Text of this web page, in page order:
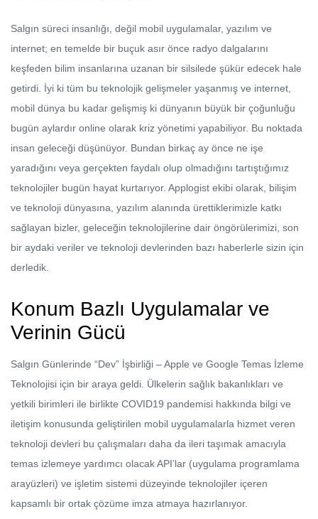
Salgın süreci insanlığı, değil mobil uygulamalar, yazılım ve
internet; en temelde bir buçuk asır önce radyo dalgalarını
keşfeden bilim insanlarına uzanan bir silsilede şükür edecek hale
getirdi. İyi ki tüm bu teknolojik gelişmeler yaşanmış ve internet,
mobil dünya bu kadar gelişmiş ki dünyanın büyük bir çoğunluğu
bugün aylardır online olarak kriz yönetimi yapabiliyor. Bu noktada
insan geleceği düşünüyor. Bundan birkaç ay önce ne işe
yaradığını veya gerçekten faydalı olup olmadığını tartıştığımız
teknolojiler bugün hayat kurtarıyor. Applogist ekibi olarak, bilişim
ve teknoloji dünyasına, yazılım alanında ürettiklerimizle katkı
sağlayan bizler, geleceğin teknolojilerine dair öngörülerimizi, son
bir aydaki veriler ve teknoloji devlerinden bazı haberlerle sizin için
derledik.
Konum Bazlı Uygulamalar ve
Verinin Gücü
Salgın Günlerinde “Dev” İşbirliği – Apple ve Google Temas İzleme
Teknolojisi için bir araya geldi. Ülkelerin sağlık bakanlıkları ve
yetkili birimleri ile birlikte COVID19 pandemisi hakkında bilgi ve
iletişim konusunda geliştirilen mobil uygulamalarla hizmet veren
teknoloji devleri bu çalışmaları daha da ileri taşımak amacıyla
temas izlemeye yardımcı olacak API’lar (uygulama programlama
arayüzleri) ve işletim sistemi düzeyinde teknolojiler içeren
kapsamlı bir ortak çözüme imza atmaya hazırlanıyor.